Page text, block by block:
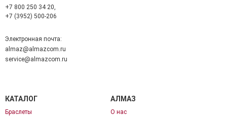
+7 800 250 34 20,
+7 (3952) 500-206
Электронная почта:
almaz@almazcom.ru
service@almazcom.ru
КАТАЛОГ
Браслеты
АЛМАЗ
О нас